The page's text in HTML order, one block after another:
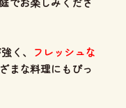
く、
フレッシュな
まな料理にもぴっ